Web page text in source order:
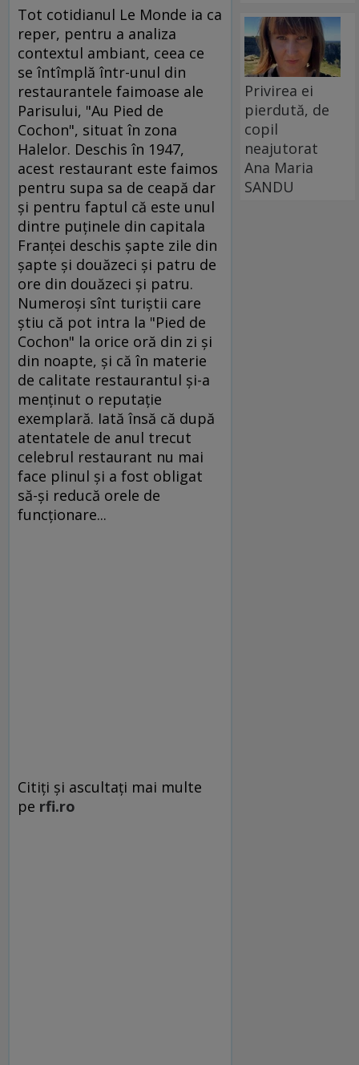
Tot cotidianul Le Monde ia ca
reper, pentru a analiza
contextul ambiant, ceea ce
se întîmplă într-unul din
restaurantele faimoase ale
Parisului, "Au Pied de
Cochon", situat în zona
Halelor. Deschis în 1947,
acest restaurant este faimos
pentru supa sa de ceapă dar
şi pentru faptul că este unul
dintre puţinele din capitala
Franţei deschis şapte zile din
şapte şi douăzeci şi patru de
ore din douăzeci şi patru.
Numeroşi sînt turiştii care
ştiu că pot intra la "Pied de
Cochon" la orice oră din zi şi
din noapte, şi că în materie
de calitate restaurantul şi-a
menţinut o reputaţie
exemplară. Iată însă că după
atentatele de anul trecut
celebrul restaurant nu mai
face plinul şi a fost obligat
să-şi reducă orele de
funcţionare...
Citiţi şi ascultaţi mai multe
pe rfi.ro
Privirea ei
pierdută, de
copil
neajutorat
Ana Maria
SANDU